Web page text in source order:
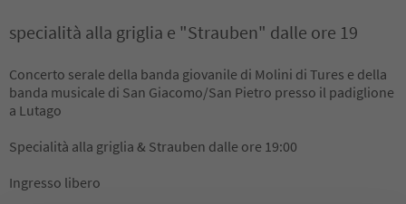
specialità alla griglia e "Strauben" dalle ore 19
Concerto serale della banda giovanile di Molini di Tures e della
banda musicale di San Giacomo/San Pietro presso il padiglione
a Lutago
Specialità alla griglia & Strauben dalle ore 19:00
Ingresso libero